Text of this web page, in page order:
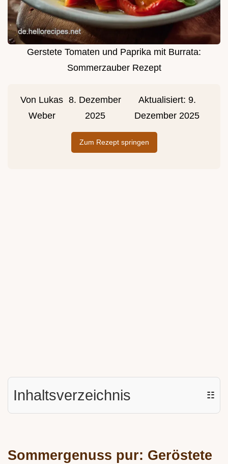
Gerstete Tomaten und Paprika mit Burrata:
Sommerzauber Rezept
Von Lukas
Weber
8. Dezember
2025
Aktualisiert: 9.
Dezember 2025
Zum Rezept springen
Inhaltsverzeichnis ☷
Sommergenuss pur: Geröstete